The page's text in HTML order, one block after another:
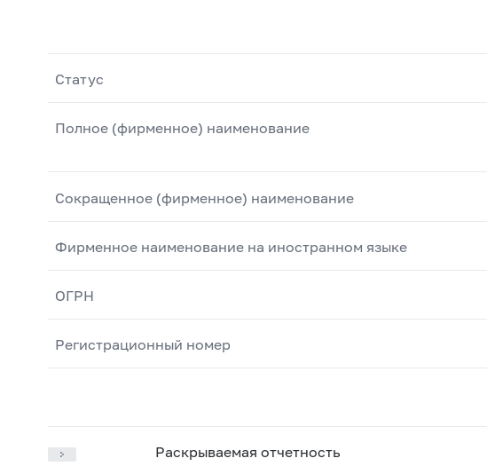
Статус
Полное (фирменное) наименование
Сокращенное (фирменное) наименование
Фирменное наименование на иностранном языке
ОГРН
Регистрационный номер
Раскрываемая отчетность